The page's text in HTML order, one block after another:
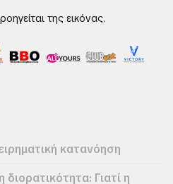
της εικόνας.
κατανόηση
Γιατί η